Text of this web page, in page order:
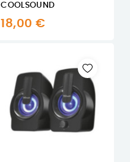
COOLSOUND
18,00 €